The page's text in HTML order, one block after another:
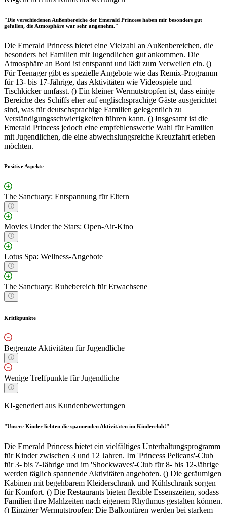
"Die verschiedenen Außenbereiche der Emerald Princess haben mir besonders gut
gefallen, die Atmosphäre war sehr angenehm."
Die Emerald Princess bietet eine Vielzahl an Außenbereichen, die
besonders bei Familien mit Jugendlichen gut ankommen. Die
Atmosphäre an Bord ist entspannt und lädt zum Verweilen ein. ()
Für Teenager gibt es spezielle Angebote wie das Remix-Programm
für 13- bis 17-Jährige, das Aktivitäten wie Videospiele und
Tischkicker umfasst. () Ein kleiner Wermutstropfen ist, dass einige
Bereiche des Schiffs eher auf englischsprachige Gäste ausgerichtet
sind, was für deutschsprachige Familien gelegentlich zu
Verständigungsschwierigkeiten führen kann. () Insgesamt ist die
Emerald Princess jedoch eine empfehlenswerte Wahl für Familien
mit Jugendlichen, die eine abwechslungsreiche Kreuzfahrt erleben
möchten.
Positive Aspekte
The Sanctuary: Entspannung für Eltern
Movies Under the Stars: Open-Air-Kino
Lotus Spa: Wellness-Angebote
The Sanctuary: Ruhebereich für Erwachsene
Kritikpunkte
Begrenzte Aktivitäten für Jugendliche
Wenige Treffpunkte für Jugendliche
KI-generiert aus Kundenbewertungen
"Unsere Kinder liebten die spannenden Aktivitäten im Kinderclub!"
Die Emerald Princess bietet ein vielfältiges Unterhaltungsprogramm
für Kinder zwischen 3 und 12 Jahren. Im 'Princess Pelicans'-Club
für 3- bis 7-Jährige und im 'Shockwaves'-Club für 8- bis 12-Jährige
werden täglich spannende Aktivitäten angeboten. () Die geräumigen
Kabinen mit begehbarem Kleiderschrank und Kühlschrank sorgen
für Komfort. () Die Restaurants bieten flexible Essenszeiten, sodass
Familien ihre Mahlzeiten nach eigenem Rhythmus gestalten können.
() Einziger Wermutstropfen: Die Balkontüren werden bei starkem